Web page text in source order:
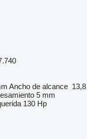
Ancho de alcance 13,8
5 mm
130 Hp